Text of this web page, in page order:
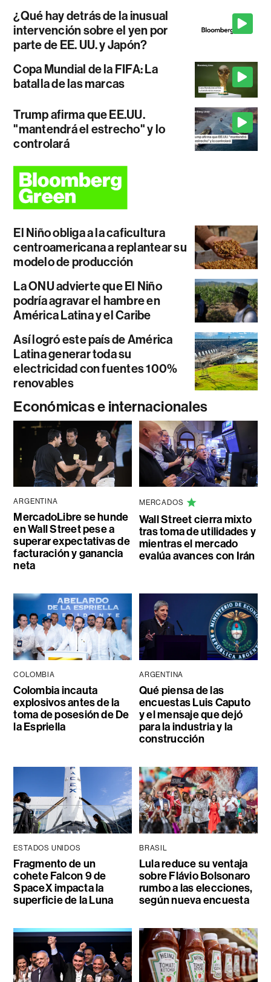
¿Qué hay detrás de la inusual
intervención sobre el yen por
parte de EE. UU. y Japón?
Copa Mundial de la FIFA: La
batalla de las marcas
Trump afirma que EE.UU.
"mantendrá el estrecho" y lo
controlará
El Niño obliga a la caficultura
centroamericana a replantear su
modelo de producción
La ONU advierte que El Niño
podría agravar el hambre en
América Latina y el Caribe
Así logró este país de América
Latina generar toda su
electricidad con fuentes 100%
renovables
Económicas e internacionales
ARGENTINA
MercadoLibre se hunde
en Wall Street pese a
superar expectativas de
facturación y ganancia
neta
MERCADOS
Wall Street cierra mixto
tras toma de utilidades y
mientras el mercado
evalúa avances con Irán
COLOMBIA
Colombia incauta
explosivos antes de la
toma de posesión de De
la Espriella
ARGENTINA
Qué piensa de las
encuestas Luis Caputo
y el mensaje que dejó
para la industria y la
construcción
ESTADOS UNIDOS
Fragmento de un
cohete Falcon 9 de
SpaceX impacta la
superficie de la Luna
BRASIL
Lula reduce su ventaja
sobre Flávio Bolsonaro
rumbo a las elecciones,
según nueva encuesta